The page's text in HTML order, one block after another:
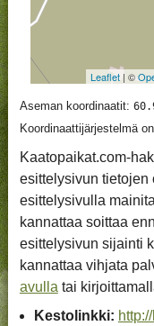
Leaflet | ©
Aseman koordinaatit:
Koordinaattijärjestelmä
Kaatopaikat.com-
esittelysivun tietojen
esittelysivulla
kannattaa soittaa
esittelysivun sijainti
kannattaa vihjata
avullatai
Kestolinkki: